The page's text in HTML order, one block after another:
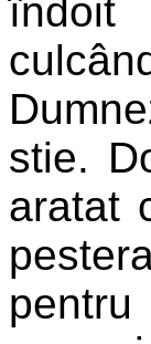
îndoit
stie.
aratat